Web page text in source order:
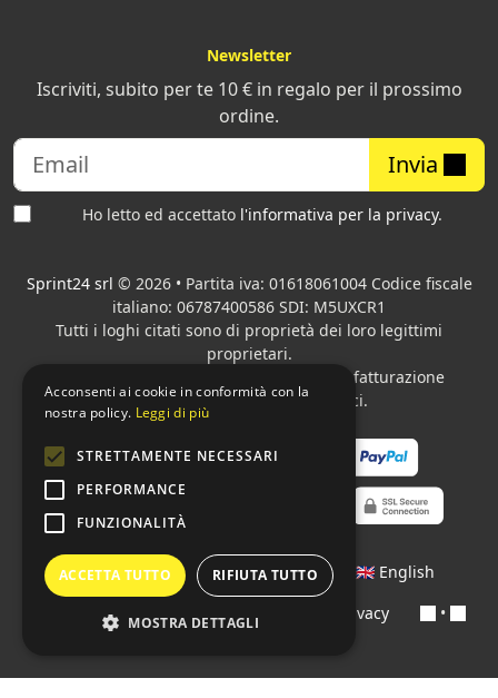
Newsletter
Iscriviti, subito per te 10 € in regalo per il prossimo
ordine.
Invia
Ho letto ed accettato l'informativa per la privacy.
Sprint24 srl © 2026 • Partita iva: 01618061004 Codice fiscale
italiano: 06787400586 SDI: M5UXCR1
Tutti i loghi citati sono di proprietà dei loro legittimi
proprietari.
adibita alla fatturazione
elettronica per gli Enti pubblici.
Lingue: 🇮🇹 Italiano • 🇫🇷 Français
🇬🇧 English
• Condizioni di pagamento Privacy •
Acconsenti ai cookie in conformità con la
nostra policy. Leggi di più
STRETTAMENTE NECESSARI
PERFORMANCE
FUNZIONALITÀ
ACCETTA TUTTO RIFIUTA TUTTO
MOSTRA DETTAGLI